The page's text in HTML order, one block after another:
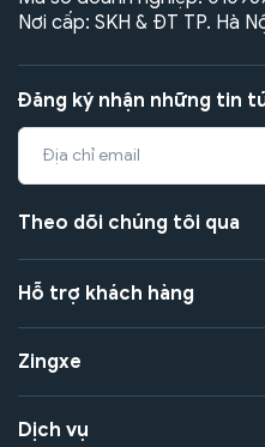
Nơi cấp: SKH & ĐT TP. Hà
Đăng ký nhận những tin
Theo dõi chúng tôi qua
Hỗ trợ khách hàng
Zingxe
Dịch vụ